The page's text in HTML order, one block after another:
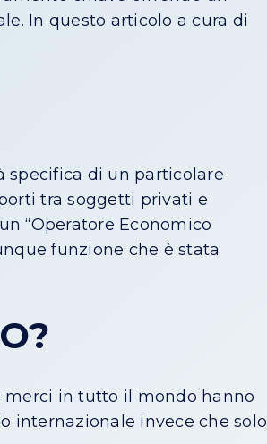
In questo articolo a cura di
di un particolare
tra soggetti privati e
“Operatore Economico
funzione che è stata
merci in tutto il mondo hanno
internazionale invece che solo